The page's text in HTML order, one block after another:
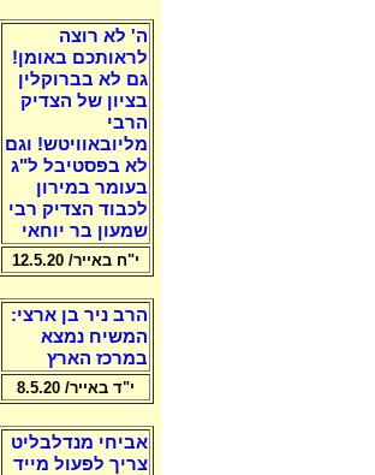
ה' לא רוצה
לראותכם באומן!
גם לא בברוקלין
בציון של הצדיק
הרבי
מליובאוויטש! וגם
לא בפסטיבל ל"ג
בעומר במירון
לכבוד הצדיק רבי
שמעון בר יוחאי
י"ח באייר/ 12.5.20
הרב ניר בן ארצי:
המשיח נמצא
במרכז הארץ
י"ד באייר/ 8.5.20
אביחי מנדלבליט
צריך לפעול מייד